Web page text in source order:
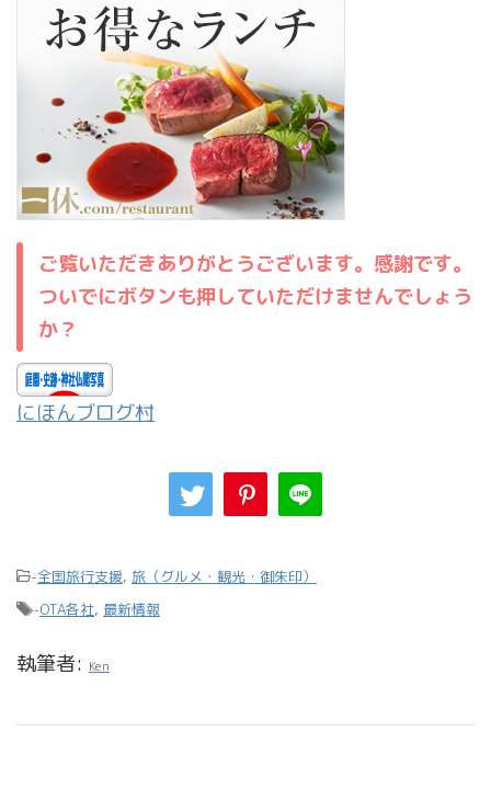
ご覧いただきありがとうございます。感謝です。
ついでにボタンも押していただけませんでしょう
か？
にほんブログ村
-全国旅行支援, 旅（グルメ・観光・御朱印）
-OTA各社, 最新情報
執筆者: Ken